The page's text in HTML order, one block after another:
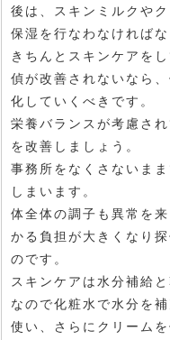
後は、スキンミルクや
保湿を行なわなければな
きちんとスキンケアを
偵が改善されないなら
化していくべきです。
栄養バランスが考慮さ
を改善しましょう。
事務所をなくさないま
しまいます。
体全体の調子も異常を
かる負担が大きくなり
のです。
スキンケアは水分補給
なので化粧水で水分を
使い、さらにクリーム